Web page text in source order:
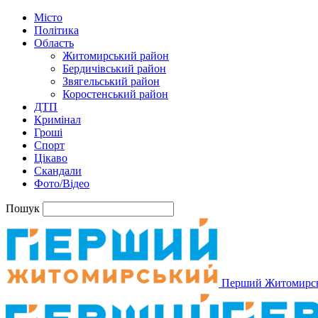
Місто
Політика
Область
Житомирський район
Бердичівський район
Звягельський район
Коростенський район
ДТП
Кримінал
Гроші
Спорт
Цікаво
Скандали
Фото/Відео
Пошук
Перший